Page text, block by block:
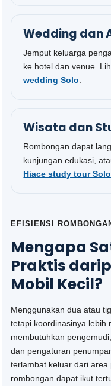
Wedding dan
Jemput keluarga
ke hotel dan venue.
wedding Solo
Wisata dan
Rombongan dapat
kunjungan edukasi,
Hiace study tour Solo
EFISIENSI
Mengapa
Praktis
Mobil Kecil?
Menggunakan dua atau
tetapi koordinasinya lebih
membutuhkan
dan pengaturan
terlambat keluar dari
rombongan dapat ikut